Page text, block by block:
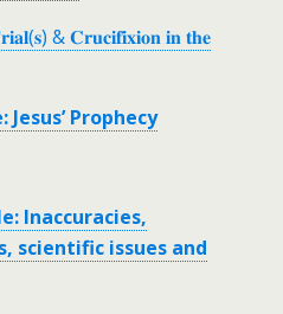
& 𝐂𝐫𝐮𝐜𝐢𝐟𝐢𝐱𝐢𝐨𝐧 𝐢𝐧 𝐭𝐡𝐞
Prophecy
Inaccuracies,
scientific issues and